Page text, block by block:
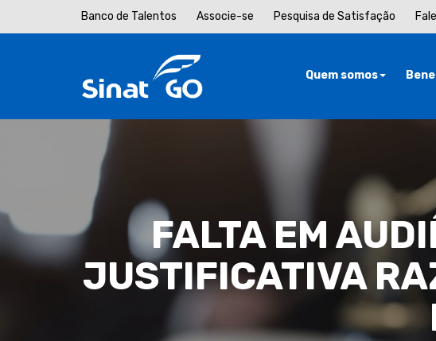
Banco de Talentos Associe-se Pesquisa de Satisfação
Quem somos
FALTA EM
JUSTIFICATIVA